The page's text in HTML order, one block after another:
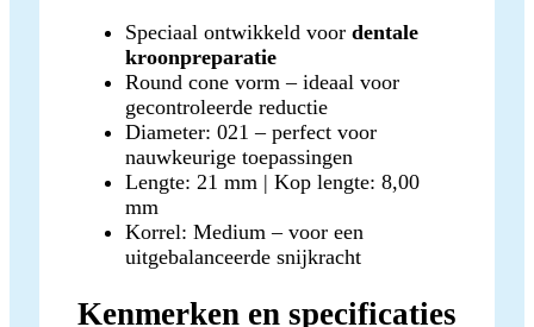
Speciaal ontwikkeld voor dentale
kroonpreparatie
Round cone vorm – ideaal voor
gecontroleerde reductie
Diameter: 021 – perfect voor
nauwkeurige toepassingen
Lengte: 21 mm | Kop lengte: 8,00
mm
Korrel: Medium – voor een
uitgebalanceerde snijkracht
Kenmerken en specificaties